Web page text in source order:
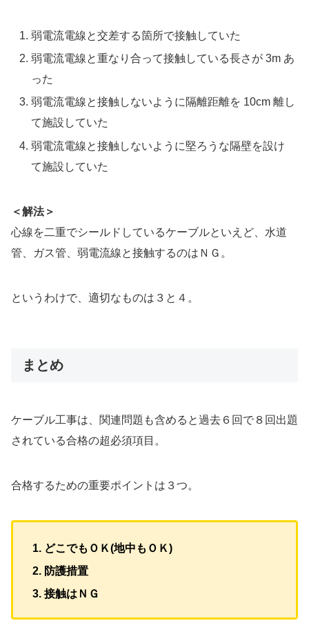
弱電流電線と交差する箇所で接触していた
弱電流電線と重なり合って接触している長さが 3m あ
った
弱電流電線と接触しないように隔離距離を 10cm 離し
て施設していた
弱電流電線と接触しないように堅ろうな隔壁を設け
て施設していた
＜解法＞
心線を二重でシールドしているケーブルといえど、水道
管、ガス管、弱電流線と接触するのはＮＧ。
というわけで、適切なものは３と４。
まとめ
ケーブル工事は、関連問題も含めると過去６回で８回出題
されている合格の超必須項目。
合格するための重要ポイントは３つ。
どこでもＯＫ(地中もＯＫ)
防護措置
接触はＮＧ